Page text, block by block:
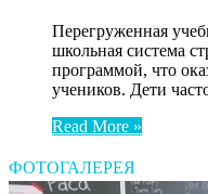
Перегруженная
школьная система
программой, что
учеников. Дети
Read More »
ФОТОГАЛЕРЕЯ